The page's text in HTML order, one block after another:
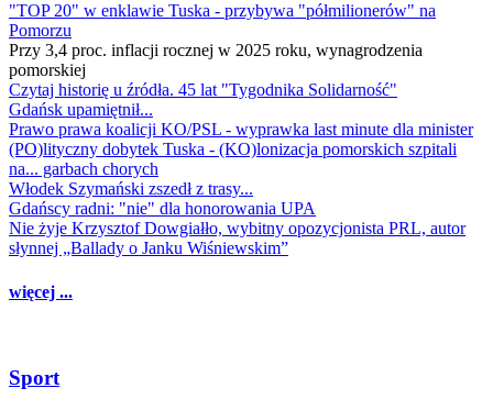
"TOP 20" w enklawie Tuska - przybywa "półmilionerów" na
Pomorzu
Przy 3,4 proc. inflacji rocznej w 2025 roku, wynagrodzenia
pomorskiej
Czytaj historię u źródła. 45 lat "Tygodnika Solidarność"
Gdańsk upamiętnił...
Prawo prawa koalicji KO/PSL - wyprawka last minute dla minister
(PO)lityczny dobytek Tuska - (KO)lonizacja pomorskich szpitali
na... garbach chorych
Włodek Szymański zszedł z trasy...
Gdańscy radni: "nie" dla honorowania UPA
Nie żyje Krzysztof Dowgiałło, wybitny opozycjonista PRL, autor
słynnej „Ballady o Janku Wiśniewskim”
więcej ...
Sport